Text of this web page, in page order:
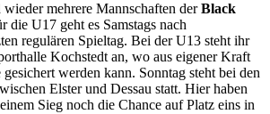
mehrere Mannschaften derBlack
die U17 geht es Samstags nach
regulären Spieltag. Bei der U13 steht ihr
Kochstedt an, wo aus eigener Kraft
werden kann. Sonntag steht bei den
Elster und Dessau statt. Hier haben
Sieg noch die Chance auf Platz eins in